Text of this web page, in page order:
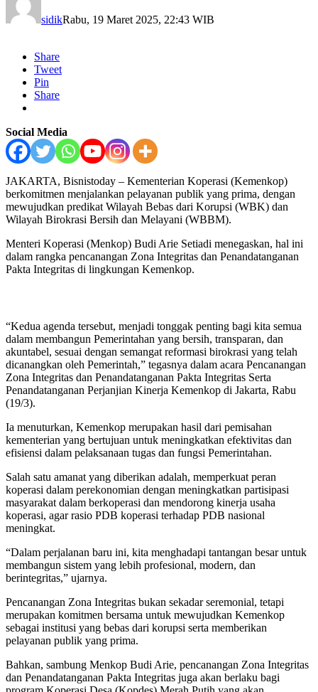
sidikRabu, 19 Maret 2025, 22:43 WIB
Share
Tweet
Pin
Share
Social Media
JAKARTA, Bisnistoday – Kementerian Koperasi (Kemenkop)
berkomitmen menjalankan pelayanan publik yang prima, dengan
mewujudkan predikat Wilayah Bebas dari Korupsi (WBK) dan
Wilayah Birokrasi Bersih dan Melayani (WBBM).
Menteri Koperasi (Menkop) Budi Arie Setiadi menegaskan, hal ini
dalam rangka pencanangan Zona Integritas dan Penandatanganan
Pakta Integritas di lingkungan Kemenkop.
“Kedua agenda tersebut, menjadi tonggak penting bagi kita semua
dalam membangun Pemerintahan yang bersih, transparan, dan
akuntabel, sesuai dengan semangat reformasi birokrasi yang telah
dicanangkan oleh Pemerintah,” tegasnya dalam acara Pencanangan
Zona Integritas dan Penandatanganan Pakta Integritas Serta
Penandatanganan Perjanjian Kinerja Kemenkop di Jakarta, Rabu
(19/3).
Ia menuturkan, Kemenkop merupakan hasil dari pemisahan
kementerian yang bertujuan untuk meningkatkan efektivitas dan
efisiensi dalam pelaksanaan tugas dan fungsi Pemerintahan.
Salah satu amanat yang diberikan adalah, memperkuat peran
koperasi dalam perekonomian dengan meningkatkan partisipasi
masyarakat dalam berkoperasi dan mendorong kinerja usaha
koperasi, agar rasio PDB koperasi terhadap PDB nasional
meningkat.
“Dalam perjalanan baru ini, kita menghadapi tantangan besar untuk
membangun sistem yang lebih profesional, modern, dan
berintegritas,” ujarnya.
Pencanangan Zona Integritas bukan sekadar seremonial, tetapi
merupakan komitmen bersama untuk mewujudkan Kemenkop
sebagai institusi yang bebas dari korupsi serta memberikan
pelayanan publik yang prima.
Bahkan, sambung Menkop Budi Arie, pencanangan Zona Integritas
dan Penandatanganan Pakta Integritas juga akan berlaku bagi